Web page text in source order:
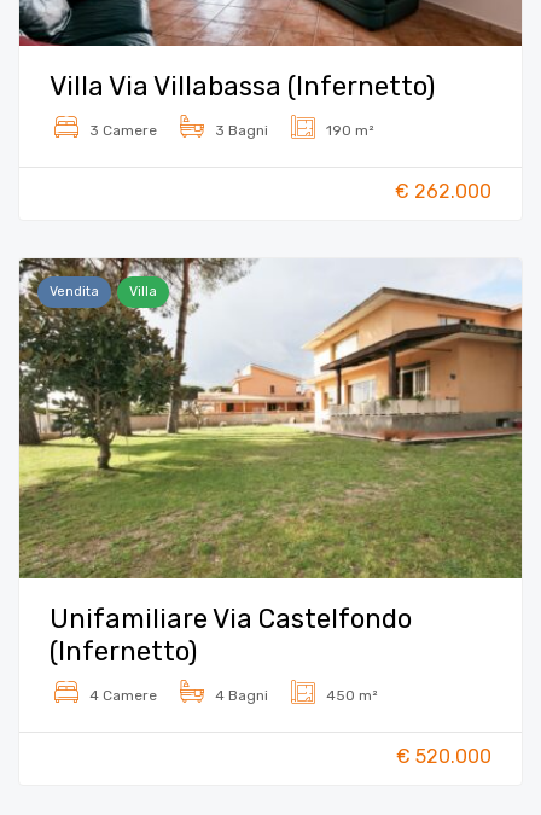
Villa Via Villabassa (Infernetto)
3 Camere 3 Bagni 190 m²
€ 262.000
Vendita Villa
Unifamiliare Via Castelfondo
(Infernetto)
4 Camere 4 Bagni 450 m²
€ 520.000